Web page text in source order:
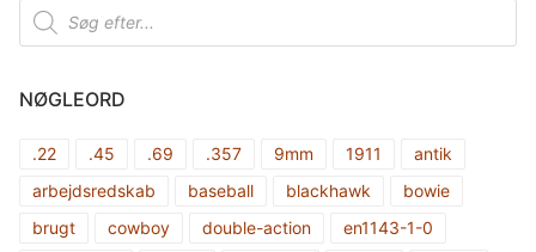
Products
search
NØGLEORD
.22 .45 .69 .357 9mm 1911
antik
arbejdsredskab
baseball blackhawk
bowie
brugt
cowboy double-action
en1143-1-0